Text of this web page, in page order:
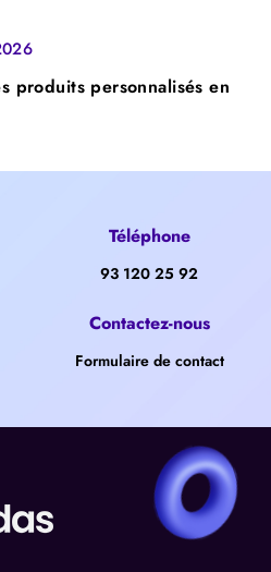
produits personnalisés en
Téléphone
93 120 25 92
Contactez-nous
Formulaire de contact